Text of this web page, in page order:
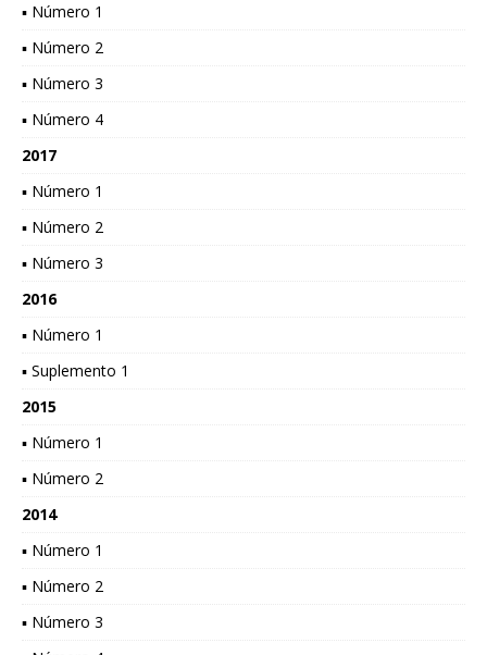
▪ Número 1
▪ Número 2
▪ Número 3
▪ Número 4
2017
▪ Número 1
▪ Número 2
▪ Número 3
2016
▪ Número 1
▪ Suplemento 1
2015
▪ Número 1
▪ Número 2
2014
▪ Número 1
▪ Número 2
▪ Número 3